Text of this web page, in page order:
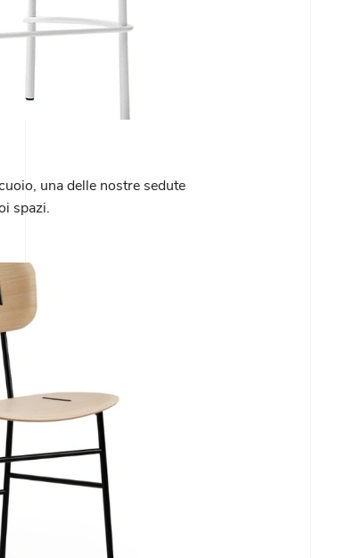
una delle nostre sedute
spazi.